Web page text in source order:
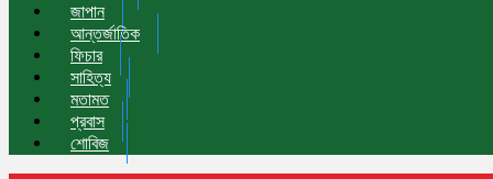
জাপান
আন্তর্জাতিক
ফিচার
সাহিত্য
মতামত
প্রবাস
শোবিজ